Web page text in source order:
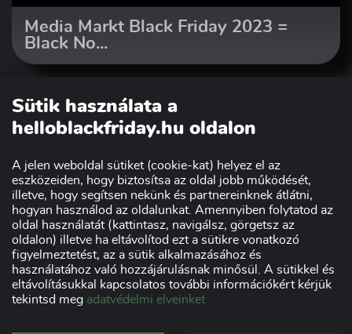
Media Markt Black Friday 2023 =
Black No...
Sütik használata a
helloblackfriday.hu oldalon
A jelen weboldal sütiket (cookie-kat) helyez el az
eszközeiden, hogy biztosítsa az oldal jobb működését,
illetve, hogy segítsen nekünk és partnereinknek átlátni,
hogyan használod az oldalunkat. Amennyiben folytatod az
oldal használatát (kattintasz, navigálsz, görgetsz az
oldalon) illetve ha eltávolítod ezt a sütikre vonatkozó
figyelmeztetést, az a sütik alkalmazásához és
használatához való hozzájárulásnak minősül. A sütikkel és
eltávolításukkal kapcsolatos további információkért kérjük
tekintsd meg adatvédelmi elveinket
Szakmai partnerünk:
Impresszum
Adatvédelmi nyilatkozat